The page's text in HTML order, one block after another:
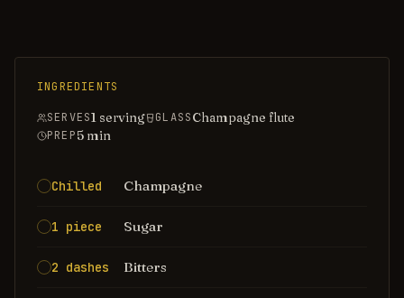
INGREDIENTS
SERVES1 serving GLASSChampagne flute
PREP5min
Chilled Champagne
1 piece Sugar
2 dashes Bitters